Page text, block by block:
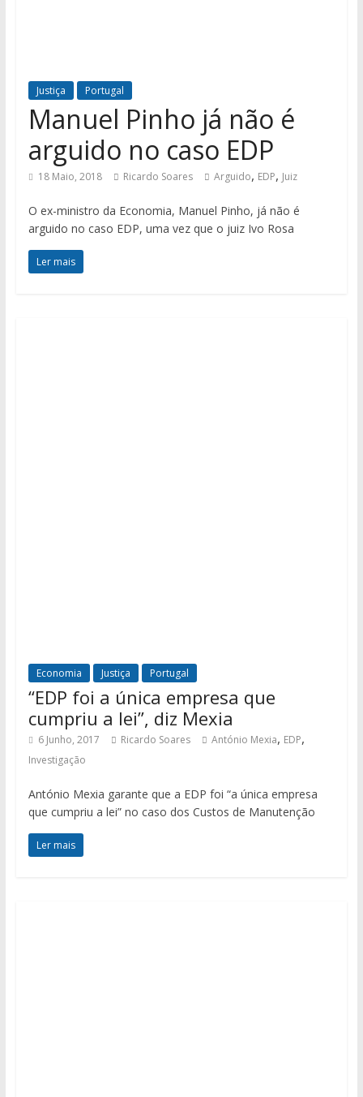
Justiça Portugal
Manuel Pinho já não é
arguido no caso EDP
18 Maio, 2018 Ricardo Soares Arguido, EDP, Juiz
O ex-ministro da Economia, Manuel Pinho, já não é
arguido no caso EDP, uma vez que o juiz Ivo Rosa
Ler mais
Economia Justiça Portugal
“EDP foi a única empresa que
cumpriu a lei”, diz Mexia
6 Junho, 2017 Ricardo Soares António Mexia, EDP,
Investigação
António Mexia garante que a EDP foi “a única empresa
que cumpriu a lei” no caso dos Custos de Manutenção
Ler mais